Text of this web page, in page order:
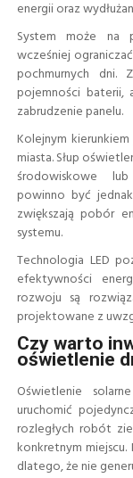
energii oraz
System może na
wcześniej
pochmurnych dni.
pojemności baterii,
zabrudzenie panelu.
Kolejnym
miasta. Słup
środowiskowe lub
powinno być
zwiększają pobór
systemu.
Technologia LED
efektywności
rozwoju są
projektowane z
Czy warto
oświetlenie
Oświetlenie
uruchomić
rozległych robót
konkretnym
dlatego, że nie